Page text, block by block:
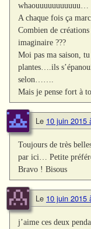
whaouuuuuuuuuuu…
A chaque fois ça
Combien de
imaginaire ???
Moi pas ma saison,
plantes….ils
selon…….
Mais je pense fort à
Le 10 juin 2015
Toujours de très
par ici… Petite
Bravo ! Bisous
Le 10 juin 2015
j’aime ces deux